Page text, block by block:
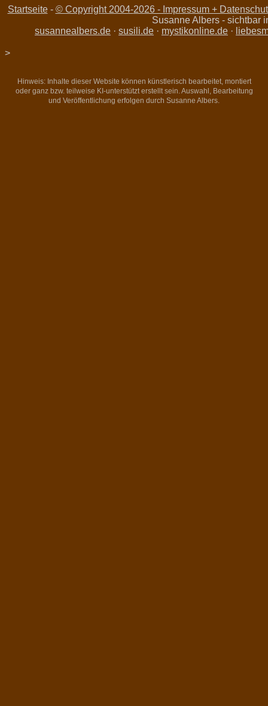
Startseite- © Copyright 2004-2026 - Impressum +
Susanne Albers - sichtbar
susannealbers.de · susili.de · mystikonline.de ·
>
Hinweis: Inhalte dieser Website können künstlerisch bearbeitet, montiert
oder ganz bzw. teilweise KI-unterstützt erstellt sein. Auswahl, Bearbeitung
und Veröffentlichung erfolgen durch Susanne Albers.